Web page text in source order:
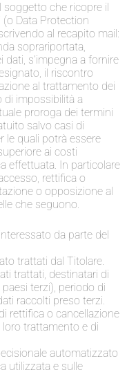
che ricopre il
Data Protection
al recapito mail:
soprariportata,
s’impegna a fornire
il riscontro
al trattamento dei
di impossibilità a
proroga dei termini
salvo casi di
le quali potrà essere
ai costi
effettuata. In particolare
rettifica o
o opposizione al
che seguono.
da parte del
trattati dal Titolare.
trattati, destinatari di
terzi), periodo di
raccolti preso terzi.
rettifica o cancellazione
trattamento e di
automatizzato
utilizzata e sulle